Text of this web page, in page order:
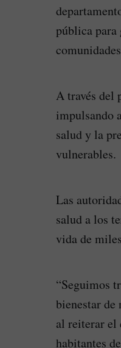
pública para
A través del
impulsando
salud y la
vulnerables.
Las
salud a los
vida de
“Seguimos
bienestar de
al reiterar el
habitantes